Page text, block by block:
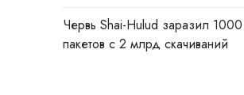
Червь Shai-Hulud заразил
пакетов с 2 млрд скачиваний